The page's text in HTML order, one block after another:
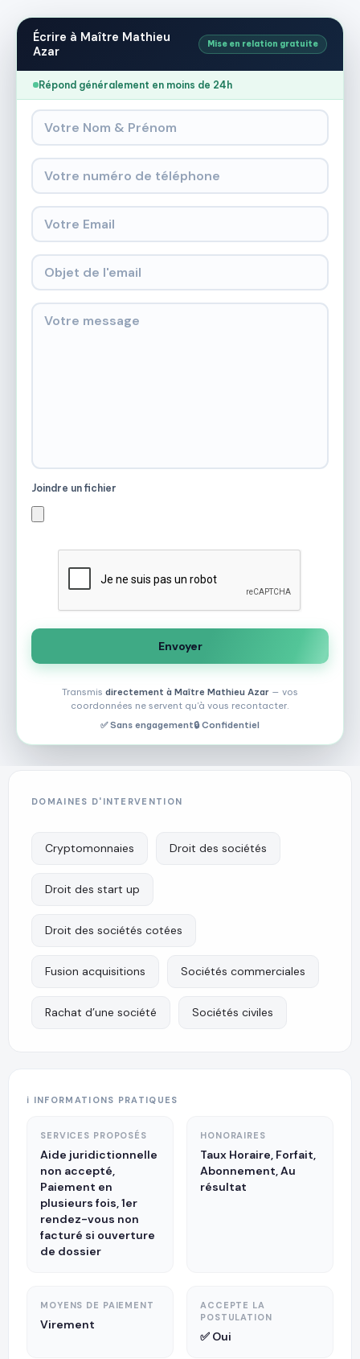
Écrire à Maître Mathieu
Azar
Mise en relation gratuite
Répond généralement en moins de 24h
Joindre un fichier
Transmis directement à Maître Mathieu Azar — vos
coordonnées ne servent qu'à vous recontacter.
✅ Sans engagement🔒 Confidentiel
Maître
Azar
DOMAINES D'INTERVENTION
Cryptomonnaies Droit des sociétés
Droit des start up
Droit des sociétés cotées
Fusion acquisitions Sociétés commerciales
Rachat d’une société Sociétés civiles
ℹ️ INFORMATIONS PRATIQUES
SERVICES PROPOSÉS
Aide juridictionnelle
non accepté,
Paiement en
plusieurs fois, 1er
rendez-vous non
facturé si ouverture
de dossier
HONORAIRES
Taux Horaire, Forfait,
Abonnement, Au
résultat
MOYENS DE PAIEMENT
Virement
ACCEPTE LA
POSTULATION
✅ Oui